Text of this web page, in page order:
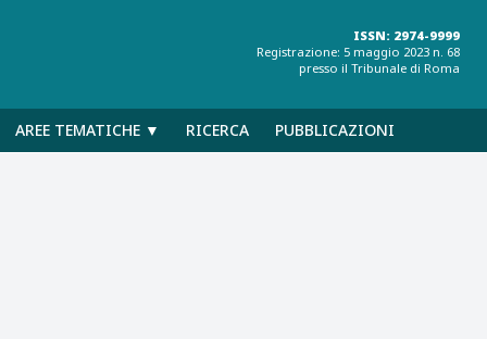
ISSN: 2974-9999
Registrazione: 5 maggio 2023 n. 68
presso il Tribunale di Roma
AREE TEMATICHE ▼ RICERCA PUBBLICAZIONI